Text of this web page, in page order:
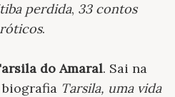
perdida, 33 contos
.
do Amaral. Sai na
Tarsila, uma vida